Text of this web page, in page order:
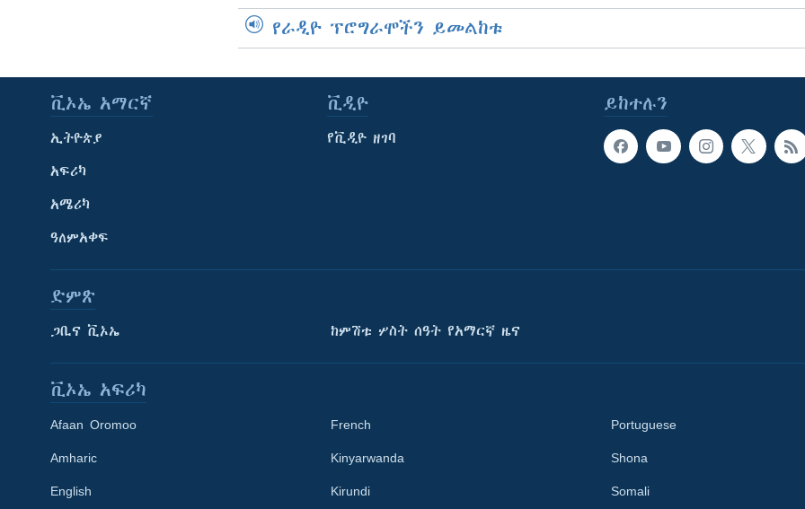
Learning English
የራዲዮ ፕሮግራሞችን ይመልከቱ
ይከተሉን
ቪኦኤ አማርኛ
ኢትዮጵያ
አፍሪካ
አሜሪካ
ዓለምአቀፍ
ቪዲዮ
የቪዲዮ ዘገባ
ድምጽ
ጋቢና ቪኦኤ ከምሽቱ ሦስት ሰዓት የአማርኛ ዜና
ቪኦኤ አፍሪካ
Afaan Oromoo
Amharic
English
French
Kinyarwanda
Kirundi
Portuguese
Shona
Somali